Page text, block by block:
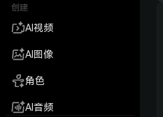
创建
AI视频
AI图像
角色
AI音频